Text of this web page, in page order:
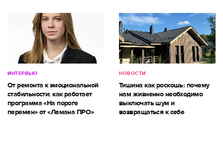
ИНТЕРВЬЮ
От ремонта к эмоциональной
стабильности: как работает
программа «На пороге
перемен» от «Лемана ПРО»
НОВОСТИ
Тишина как роскошь: почему
нам жизненно необходимо
выключать шум и
возвращаться к себе